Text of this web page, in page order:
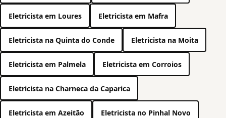
Eletricista em Loures Eletricista em Mafra
Eletricista na Quinta do Conde Eletricista na Moita
Eletricista em Palmela Eletricista em Corroios
Eletricista na Charneca da Caparica
Eletricista em Azeitão Eletricista no Pinhal Novo